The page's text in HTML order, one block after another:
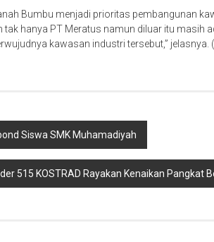
Bumbu menjadi prioritas pembangunan
hanya PT Meratus namun diluar itu masih
kawasan industri tersebut,” jelasnya.
Siswa SMK Muhamadiyah
515 KOSTRAD Rayakan Kenaikan Pangkat